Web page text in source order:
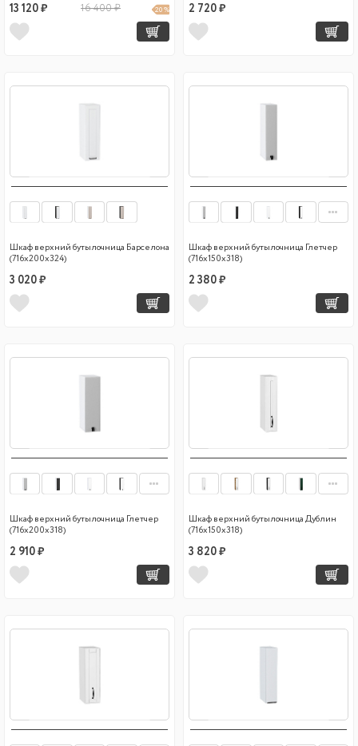
13 120 ₽ 16 400 ₽ 20 % 2 720 ₽
Шкаф верхний бутылочница Барселона
(716х200х324)
3 020 ₽
Шкаф верхний бутылочница Глетчер
(716х150х318)
2 380 ₽
Шкаф верхний бутылочница Глетчер
(716х200х318)
2 910 ₽
Шкаф верхний бутылочница Дублин
(716х150х318)
3 820 ₽